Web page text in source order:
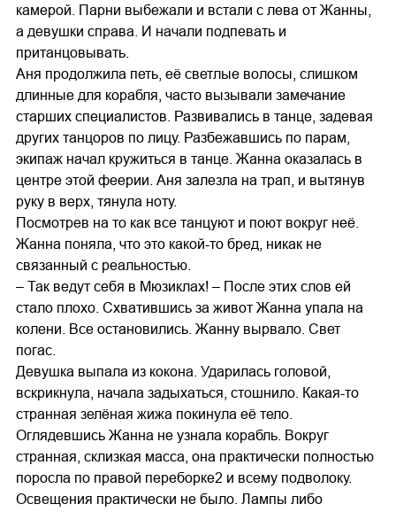
камерой. Парни выбежали и встали с лева от Жанны,
а девушки справа. И начали подпевать и
пританцовывать.
Аня продолжила петь, её светлые волосы, слишком
длинные для корабля, часто вызывали замечание
старших специалистов. Развивались в танце, задевая
других танцоров по лицу. Разбежавшись по парам,
экипаж начал кружиться в танце. Жанна оказалась в
центре этой феерии. Аня залезла на трап, и вытянув
руку в верх, тянула ноту.
Посмотрев на то как все танцуют и поют вокруг неё.
Жанна поняла, что это какой-то бред, никак не
связанный с реальностью.
– Так ведут себя в Мюзиклах! – После этих слов ей
стало плохо. Схватившись за живот Жанна упала на
колени. Все остановились. Жанну вырвало. Свет
погас.
Девушка выпала из кокона. Ударилась головой,
вскрикнула, начала задыхаться, стошнило. Какая-то
странная зелёная жижа покинула её тело.
Оглядевшись Жанна не узнала корабль. Вокруг
странная, склизкая масса, она практически полностью
поросла по правой переборке2 и всему подволоку.
Освещения практически не было. Лампы либо